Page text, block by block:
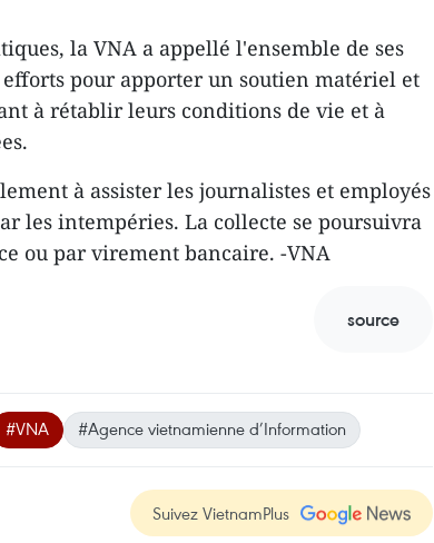
la VNA a appellé l'ensemble de ses
pour apporter un soutien matériel et
à rétablir leurs conditions de vie et à
à assister les journalistes et employés
les intempéries. La collecte se poursuivra
ou par virement bancaire. -VNA
source
#VNA #Agence vietnamienne d’Information
Suivez VietnamPlus